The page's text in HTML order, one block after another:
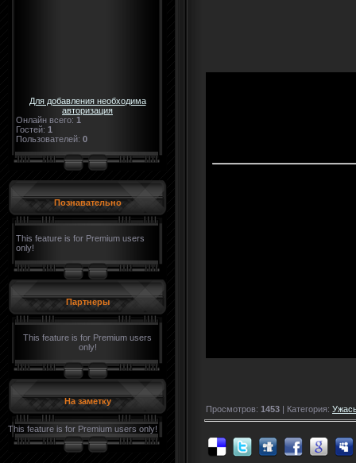
Для добавления необходима
авторизация
Онлайн всего: 1
Гостей: 1
Пользователей: 0
Познавательно
This feature is for Premium users
only!
Партнеры
This feature is for Premium users
only!
На заметку
This feature is for Premium users only!
Просмотров: 1453 | Категория: